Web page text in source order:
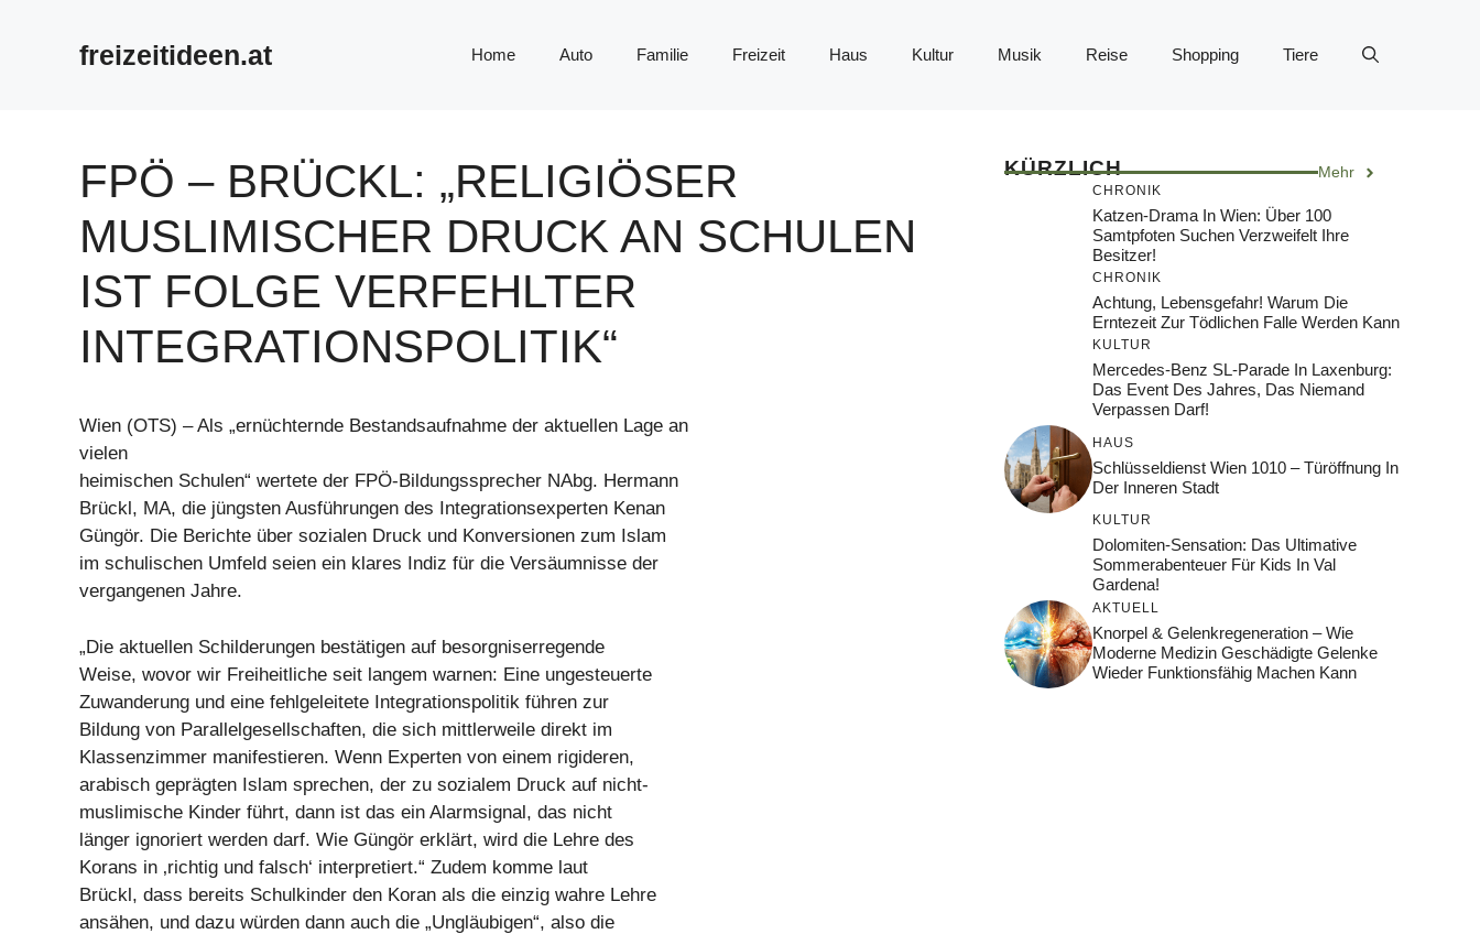
freizeitideen.at Home Auto Familie Freizeit Haus Kultur Musik Reise Shopping Tiere
FPÖ – BRÜCKL: „RELIGIÖSER
MUSLIMISCHER DRUCK AN SCHULEN
IST FOLGE VERFEHLTER
INTEGRATIONSPOLITIK“
Wien (OTS) – Als „ernüchternde Bestandsaufnahme der aktuellen Lage an
vielen
heimischen Schulen“ wertete der FPÖ-Bildungssprecher NAbg. Hermann
Brückl, MA, die jüngsten Ausführungen des Integrationsexperten Kenan
Güngör. Die Berichte über sozialen Druck und Konversionen zum Islam
im schulischen Umfeld seien ein klares Indiz für die Versäumnisse der
vergangenen Jahre.
„Die aktuellen Schilderungen bestätigen auf besorgniserregende
Weise, wovor wir Freiheitliche seit langem warnen: Eine ungesteuerte
Zuwanderung und eine fehlgeleitete Integrationspolitik führen zur
Bildung von Parallelgesellschaften, die sich mittlerweile direkt im
Klassenzimmer manifestieren. Wenn Experten von einem rigideren,
arabisch geprägten Islam sprechen, der zu sozialem Druck auf nicht-
muslimische Kinder führt, dann ist das ein Alarmsignal, das nicht
länger ignoriert werden darf. Wie Güngör erklärt, wird die Lehre des
Korans in ‚richtig und falsch‘ interpretiert.“ Zudem komme laut
Brückl, dass bereits Schulkinder den Koran als die einzig wahre Lehre
ansähen, und dazu würden dann auch die „Ungläubigen“, also die
KÜRZLICH Mehr
CHRONIK
Katzen-Drama In Wien: Über 100
Samtpfoten Suchen Verzweifelt Ihre
Besitzer!
CHRONIK
Achtung, Lebensgefahr! Warum Die
Erntezeit Zur Tödlichen Falle Werden Kann
KULTUR
Mercedes-Benz SL-Parade In Laxenburg:
Das Event Des Jahres, Das Niemand
Verpassen Darf!
HAUS
Schlüsseldienst Wien 1010 – Türöffnung In
Der Inneren Stadt
KULTUR
Dolomiten-Sensation: Das Ultimative
Sommerabenteuer Für Kids In Val
Gardena!
AKTUELL
Knorpel & Gelenkregeneration – Wie
Moderne Medizin Geschädigte Gelenke
Wieder Funktionsfähig Machen Kann